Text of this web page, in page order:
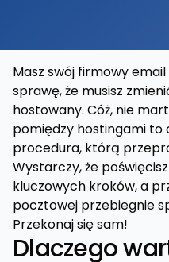
Masz swój firmowy
sprawę, że musisz
hostowany. Cóż, nie
pomiędzy hostingami to
procedura, którą
Wystarczy, że
kluczowych kroków, a
pocztowej przebiegnie
Przekonaj się sam!
Dlaczego